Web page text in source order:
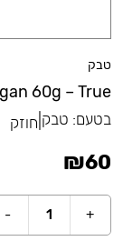
טבק
60g – True
בטעם: טבק חוזק
₪60
+
1
-